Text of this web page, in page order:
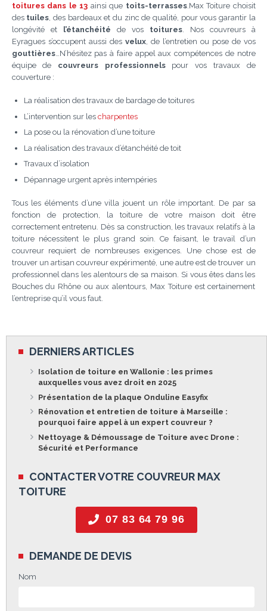
toitures dans le 13 ainsi que toits-terrasses.Max Toiture choisit
des tuiles , des bardeaux et du zinc de qualité, pour vous garantir la
longévité et l’étanchéité de vos toitures. Nos couvreurs à
Eyragues s’occupent aussi des velux, de l’entretien ou pose de vos
gouttières…N’hésitez pas à faire appel aux compétences de notre
équipe de couvreurs professionnelspour vos travaux de
couverture :
La réalisation des travaux de bardage de toitures
L’intervention sur les charpentes
La pose ou la rénovation d’une toiture
La réalisation des travaux d’étanchéité de toit
Travaux d’isolation
Dépannage urgent après intempéries
Tous les éléments d’une villa jouent un rôle important. De par sa
fonction de protection, la toiture de votre maison doit être
correctement entretenu. Dès sa construction, les travaux relatifs à la
toiture nécessitent le plus grand soin. Ce faisant, le travail d’un
couvreur requiert de nombreuses exigences. Une chose est de
trouver un artisan couvreur expérimenté, une autre est de trouver un
professionnel dans les alentours de sa maison. Si vous êtes dans les
Bouches du Rhône ou aux alentours, Max Toiture est certainement
l’entreprise qu’il vous faut.
DERNIERS ARTICLES
Isolation de toiture en Wallonie : les primes
auxquelles vous avez droit en 2025
Présentation de la plaque Onduline Easyfix
Rénovation et entretien de toiture à Marseille :
pourquoi faire appel à un expert couvreur ?
Nettoyage & Démoussage de Toiture avec Drone :
Sécurité et Performance
CONTACTER VOTRE COUVREUR MAX
TOITURE
07 83 64 79 96
DEMANDE DE DEVIS
Nom